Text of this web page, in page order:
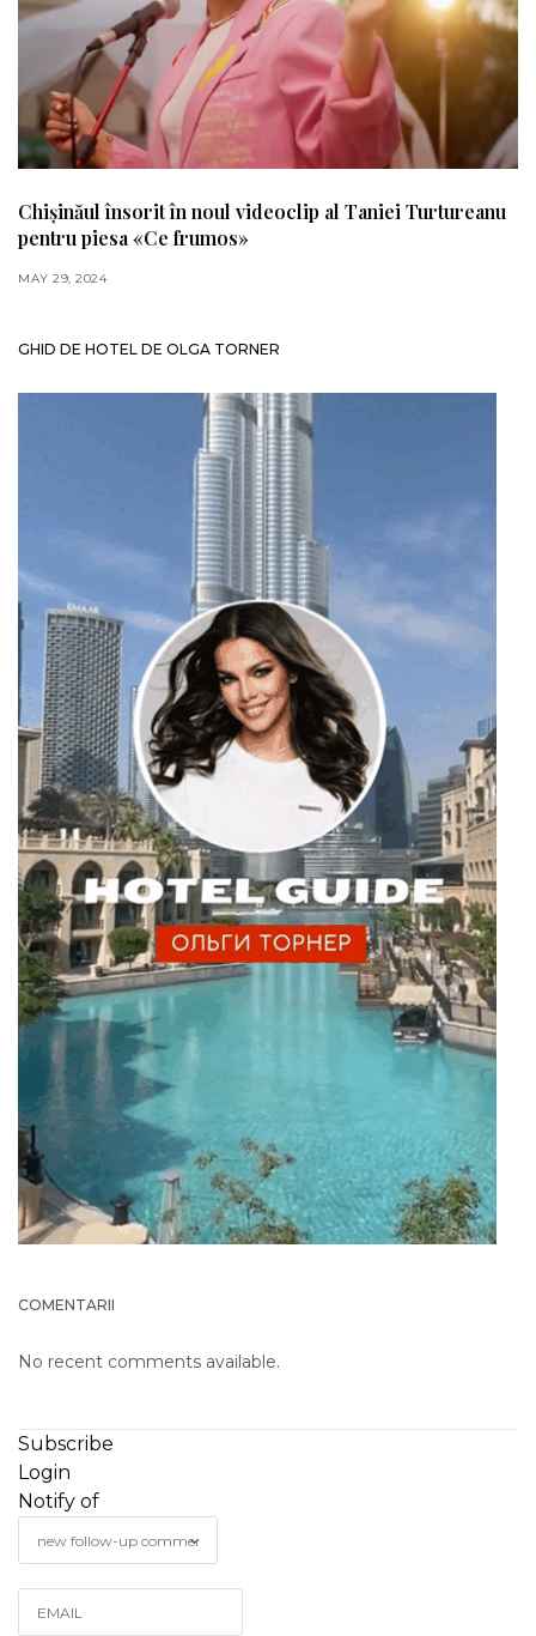
Chișinăul însorit în noul videoclip al Taniei Turtureanu
pentru piesa «Ce frumos»
MAY 29, 2024
GHID DE HOTEL DE OLGA TORNER
COMENTARII
No recent comments available.
Subscribe
Login
Notify of